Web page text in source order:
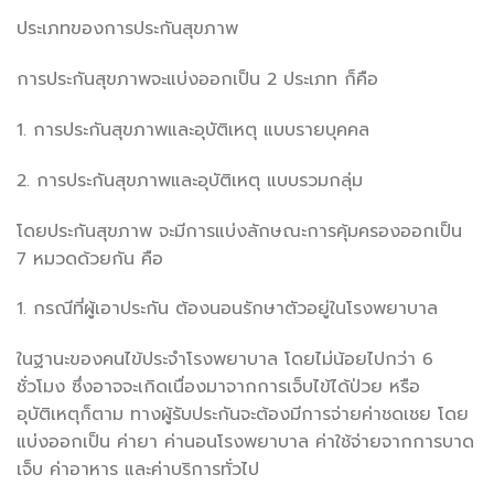
ประเภทของการประกันสุขภาพ
การประกันสุขภาพจะแบ่งออกเป็น 2 ประเภท ก็คือ
1. การประกันสุขภาพและอุบัติเหตุ แบบรายบุคคล
2. การประกันสุขภาพและอุบัติเหตุ แบบรวมกลุ่ม
โดยประกันสุขภาพ จะมีการแบ่งลักษณะการคุ้มครองออกเป็น
7 หมวดด้วยกัน คือ
1. กรณีที่ผู้เอาประกัน ต้องนอนรักษาตัวอยู่ในโรงพยาบาล
ในฐานะของคนไข้ประจำโรงพยาบาล โดยไม่น้อยไปกว่า 6
ชั่วโมง ซึ่งอาจจะเกิดเนื่องมาจากการเจ็บไข้ได้ป่วย หรือ
อุบัติเหตุก็ตาม ทางผู้รับประกันจะต้องมีการจ่ายค่าชดเชย โดย
แบ่งออกเป็น ค่ายา ค่านอนโรงพยาบาล ค่าใช้จ่ายจากการบาด
เจ็บ ค่าอาหาร และค่าบริการทั่วไป